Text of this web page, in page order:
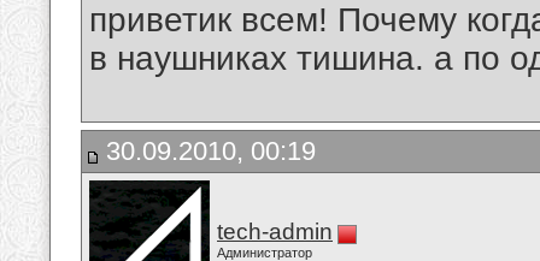
приветик всем! Почему
в наушниках тишина. а по
30.09.2010, 00:19
tech-admin
Администратор